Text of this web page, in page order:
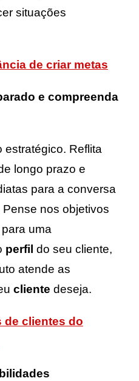
situações
de criar metas
e compreenda
estratégico. Reflita
longo prazo e
para a conversa
nos objetivos
uma
perfil do seu cliente,
atende as
cliente deseja.
de clientes do